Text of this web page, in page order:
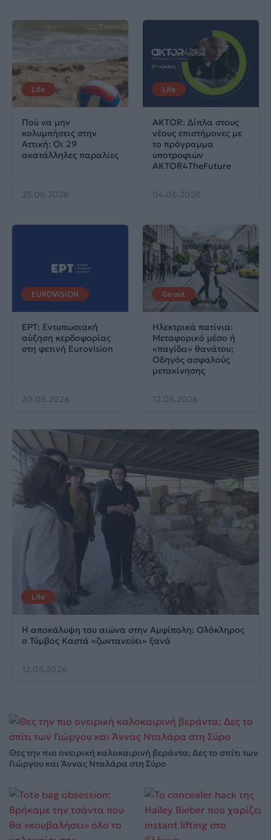
Life
Πού να μην
κολυμπήσεις στην
Αττική: Οι 29
ακατάλληλες παραλίες
25.06.2026
Life
AKTOR: Δίπλα στους
νέους επιστήμονες με
το πρόγραμμα
υποτροφιών
AKTOR4TheFuture
04.06.2026
EUROVISION
ΕΡΤ: Εντυπωσιακή
αύξηση κερδοφορίας
στη φετινή Eurovision
20.05.2026
Go out
Ηλεκτρικά πατίνια:
Μεταφορικό μέσο ή
«παγίδα» θανάτου;
Οδηγός ασφαλούς
μετακίνησης
12.05.2026
Life
Η αποκάλυψη του αιώνα στην Αμφίπολη: Ολόκληρος
ο Τύμβος Καστά «ζωντανεύει» ξανά
12.05.2026
Θες την πιο ονειρική καλοκαιρινή βεράντα; Δες το σπίτι των
Γιώργου και Άννας Νταλάρα στη Σύρο